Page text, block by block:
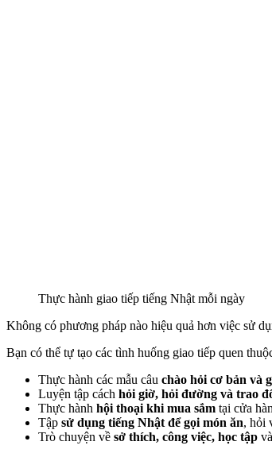
Thực hành giao tiếp tiếng Nhật mỗi ngày
Không có phương pháp nào hiệu quả hơn việc sử
Bạn có thể tự tạo các tình huống giao tiếp quen
Thực hành các mẫu câu chào hỏi cơ bản và
Luyện tập cách hỏi giờ, hỏi đường và trao
Thực hành hội thoại khi mua sắm tại cửa
Tập sử dụng tiếng Nhật để gọi món ăn, hỏi
Trò chuyện về sở thích, công việc, học tập